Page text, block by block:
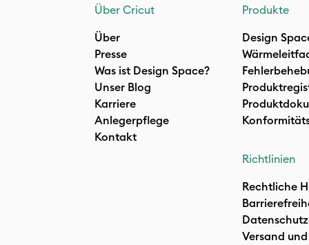
Über Cricut
Über
Presse
Was ist Design Space?
Unser Blog
Karriere
Anlegerpflege
Kontakt
Produkte
Design
Richtlinien
Rechtliche
Versand und